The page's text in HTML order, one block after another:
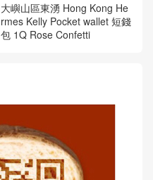
大嶼山區東湧 Hong Kong He
rmes Kelly Pocket wallet 短錢
包 1Q Rose Confetti